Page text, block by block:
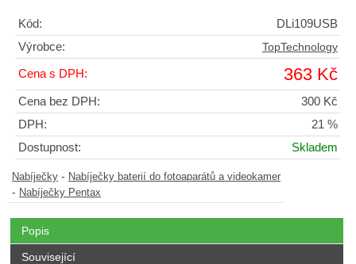
Kód:
DLi109USB
Výrobce:
TopTechnology
Cena s DPH: 363 Kč
Cena bez DPH:
300 Kč
DPH:
21 %
Dostupnost:
Skladem
Nabíječky - Nabíječky baterií do fotoaparátů a videokamer
- Nabíječky Pentax
Popis
Související